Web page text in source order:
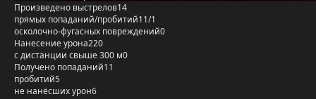
Произведено выстрелов14
прямых попаданий/пробитий11/1
осколочно-фугасных повреждений0
Нанесение урона220
с дистанции свыше 300 м0
Получено попаданий11
пробитий5
не нанёсших урон6